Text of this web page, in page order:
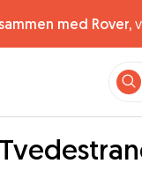
med Rover,